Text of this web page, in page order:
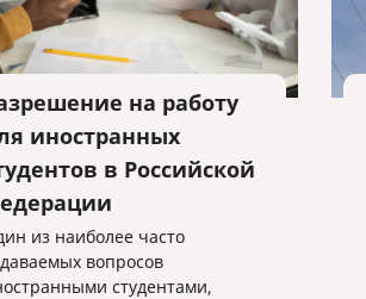
на работу
иностранных
в Российской
из наиболее часто
вопросов
студентами,